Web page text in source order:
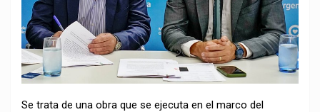
Se trata de una obra que se ejecuta en el marco del